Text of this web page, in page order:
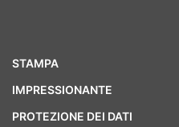
STAMPA
IMPRESSIONANTE
PROTEZIONE DEI DATI